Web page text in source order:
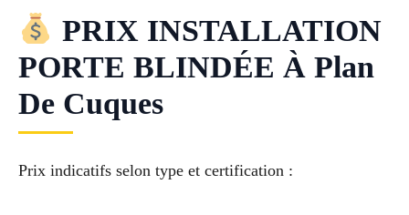
PRIX INSTALLATION
PORTE BLINDÉE À Plan
De Cuques
Prix indicatifs selon type et certification :